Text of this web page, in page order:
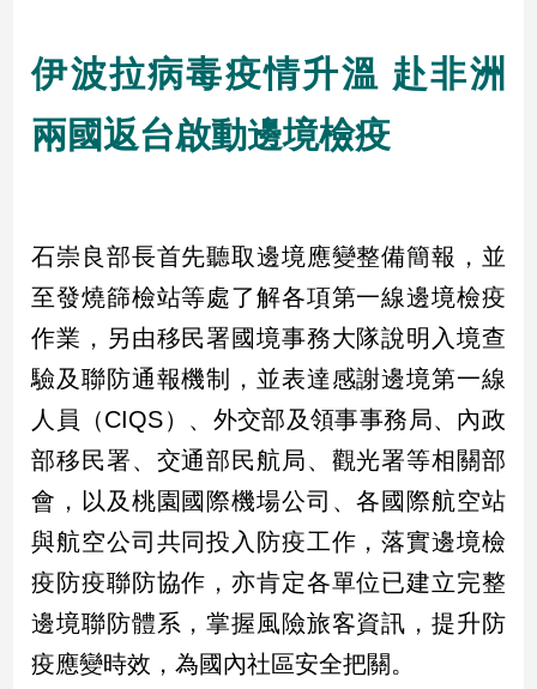
觀
點
國
際
社
會/
地
新
冠
病
毒
專
南
伊波拉病毒疫情升溫 赴非洲
兩國返台啟動邊境檢疫
石崇良部長首先聽取邊境應變整備簡報，並
至發燒篩檢站等處了解各項第一線邊境檢疫
作業，另由移民署國境事務大隊說明入境查
驗及聯防通報機制，並表達感謝邊境第一線
人員（CIQS）、外交部及領事事務局、內政
部移民署、交通部民航局、觀光署等相關部
會，以及桃園國際機場公司、各國際航空站
與航空公司共同投入防疫工作，落實邊境檢
疫防疫聯防協作，亦肯定各單位已建立完整
邊境聯防體系，掌握風險旅客資訊，提升防
疫應變時效，為國內社區安全把關。